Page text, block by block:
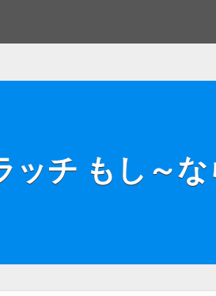
ッチ もし～